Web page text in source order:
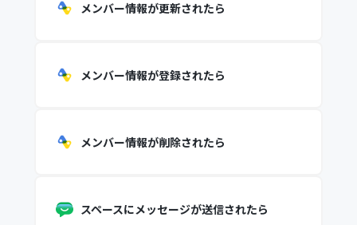
メンバー情報が更新されたら
メンバー情報が登録されたら
メンバー情報が削除されたら
スペースにメッセージが送信されたら